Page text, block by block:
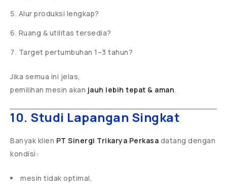
Alur produksi lengkap?
Ruang & utilitas tersedia?
Target pertumbuhan 1–3 tahun?
Jika semua ini jelas,
pemilihan mesin akan jauh lebih tepat & aman.
10. Studi Lapangan Singkat
Banyak klien PT Sinergi Trikarya Perkasa datang dengan
kondisi:
mesin tidak optimal,